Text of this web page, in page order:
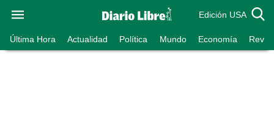
Edición USA
Última Hora Actualidad Política Mundo Economía